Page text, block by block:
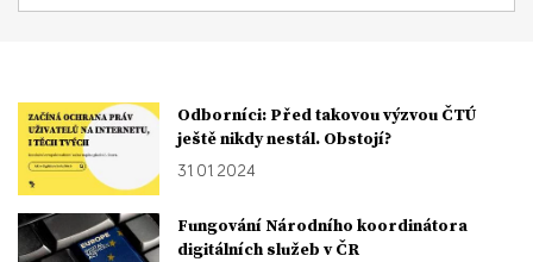
Odborníci: Před takovou výzvou ČTÚ
ještě nikdy nestál. Obstojí?
31. 01. 2024
Fungování Národního koordinátora
digitálních služeb v ČR